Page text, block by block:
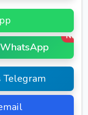
New